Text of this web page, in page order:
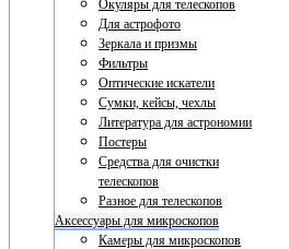
Окуляры для телескопов
Для астрофото
Зеркала и призмы
Фильтры
Оптические искатели
Сумки, кейсы, чехлы
Литература для астрономии
Постеры
Средства для очистки
телескопов
Разное для телескопов
Аксессуары для микроскопов
Камеры для микроскопов